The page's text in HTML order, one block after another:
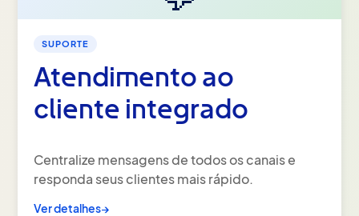
SUPORTE
Atendimento ao
cliente integrado
Centralize mensagens de todos os canais e
responda seus clientes mais rápido.
Ver detalhes→